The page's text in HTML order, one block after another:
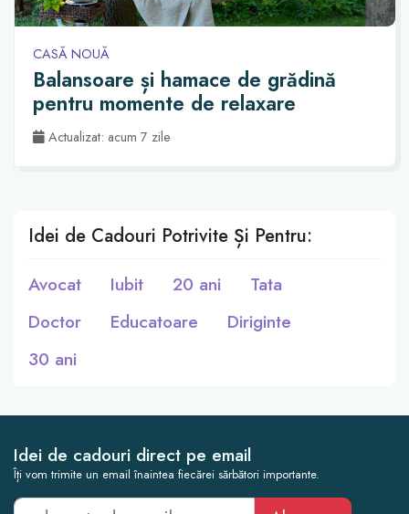
CASĂ NOUĂ
Balansoare și hamace de grădină
pentru momente de relaxare
Actualizat: acum 7 zile
Idei de Cadouri Potrivite Și Pentru:
Avocat Iubit 20 ani
Tata
Doctor
Educatoare
Diriginte
30 ani
Idei de cadouri direct pe email
Îți vom trimite un email înaintea fiecărei sărbători importante.